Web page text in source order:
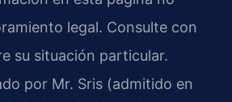
legal. Consulte con
su situación particular.
por Mr. Sris (admitido en